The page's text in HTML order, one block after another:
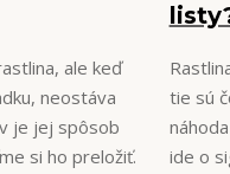
ale keď
neostáva
je jej spôsob
si ho preložiť.
tie sú
ide o